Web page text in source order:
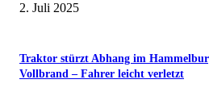
2. Juli 2025
Traktor stürzt Abhang im
Vollbrand – Fahrer leicht verletzt